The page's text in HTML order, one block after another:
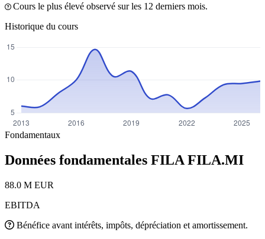
Cours le plus élevé observé sur les 12 derniers mois.
Historique du cours
Fondamentaux
Données fondamentales FILA FILA.MI
88.0 M EUR
EBITDA
Bénéfice avant intérêts, impôts, dépréciation et amortissement.